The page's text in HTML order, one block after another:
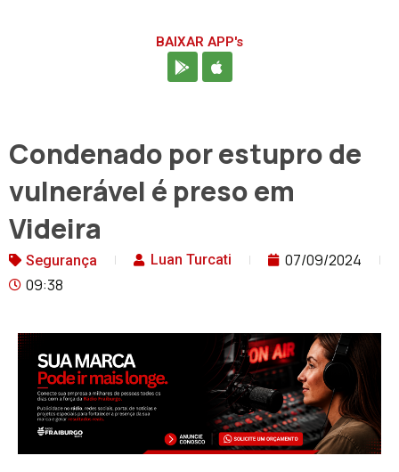
BAIXAR APP's
Condenado por estupro de
vulnerável é preso em
Videira
Segurança Luan Turcati
07/09/2024
09:38